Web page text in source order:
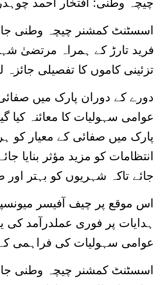
چیچہ وطنی: افتخار احمد
اسسٹنٹ کمشنر چیچہ وطنی
فرید تارڑ کے ہمراہ مرتضیٰ
تزئینی کاموں کا تفصیلی جائزہ
دورے کے دوران پارک میں
عوامی سہولیات کا معائنہ
پارک میں صفائی کے معیار کو
انتظامات کو مزید مؤثر بنایا
جائے تاکہ شہریوں کو بہتر
اس موقع پر چیف آفیسر
ہدایات پر فوری عملدرآمد کی
عوامی سہولیات کی فراہمی کے
اسسٹنٹ کمشنر چیچہ وطنی